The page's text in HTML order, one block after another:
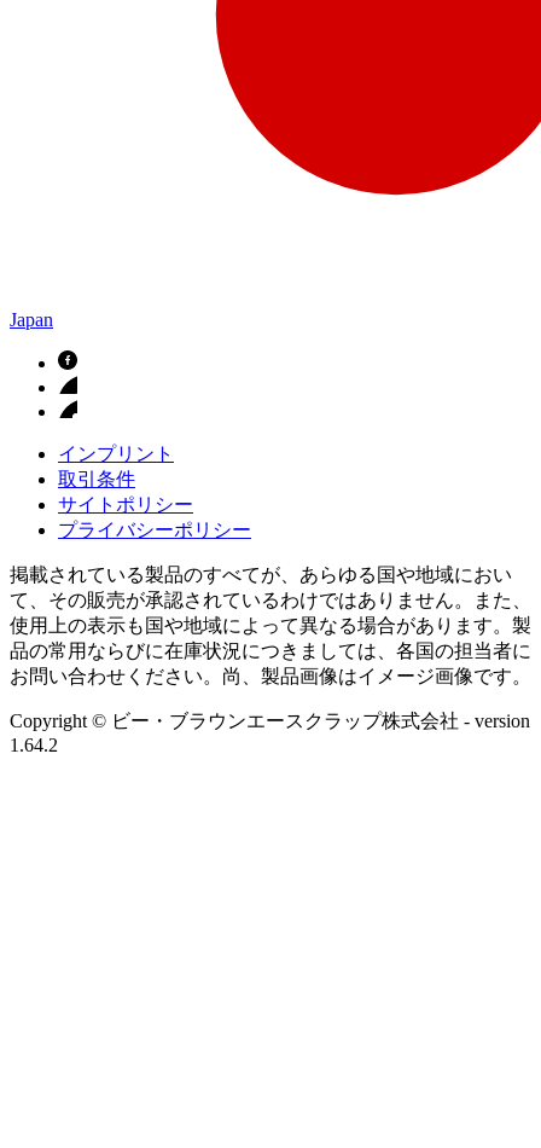
Japan
インプリント
取引条件
サイトポリシー
プライバシーポリシー
掲載されている製品のすべてが、あらゆる国や地域におい
て、その販売が承認されているわけではありません。また、
使用上の表示も国や地域によって異なる場合があります。製
品の常用ならびに在庫状況につきましては、各国の担当者に
お問い合わせください。尚、製品画像はイメージ画像です。
Copyright © ビー・ブラウンエースクラップ株式会社 - version
1.64.2